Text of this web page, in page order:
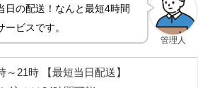
管理人
日の配送！なんと最短4時間
ビスです。
～21時 【最短当日配送】